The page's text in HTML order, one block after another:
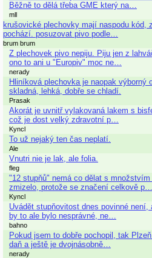
Běžně to dělá třeba GME který na…
mll
krušovické plechovky mají naspodu kód,
pochází. posuzovat pivo podle…
brum brum
Z plechovek pivo nepiju. Piju jen z
ono to ani u "Europiv" moc ne…
nerady
Hliníková plechovka je naopak výborný
skladná, lehká, dobře se chladí.
Prasak
Akorát je uvnitř vylakovaná lakem s
což je dost velký zdravotní p…
Kyncl
To už nejaký ten čas neplatí.
Ale
Vnutri nie je lak, ale folia.
fleg
"12 stupňů" nemá co dělat s
zmizelo, protože se značení celkově p…
Kyncl
Uvádět stupňovitost dnes povinné
by to ale bylo nesprávné, ne…
bahno
Pokud jsem to dobře pochopil, tak
daň a ještě je dvojnásobně…
nerady